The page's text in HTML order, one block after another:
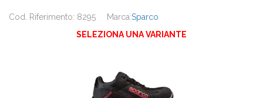
Cod. Riferimento: 8295 Marca:Sparco
SELEZIONA UNA VARIANTE